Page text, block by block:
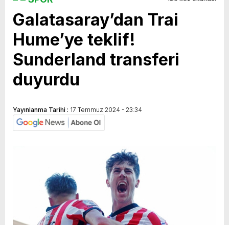
yeni özellikler belli oldu
Galatasaray’dan Trai
Hume’ye teklif!
Sunderland transferi
duyurdu
Yayınlanma Tarihi : 17 Temmuz 2024 - 23:34